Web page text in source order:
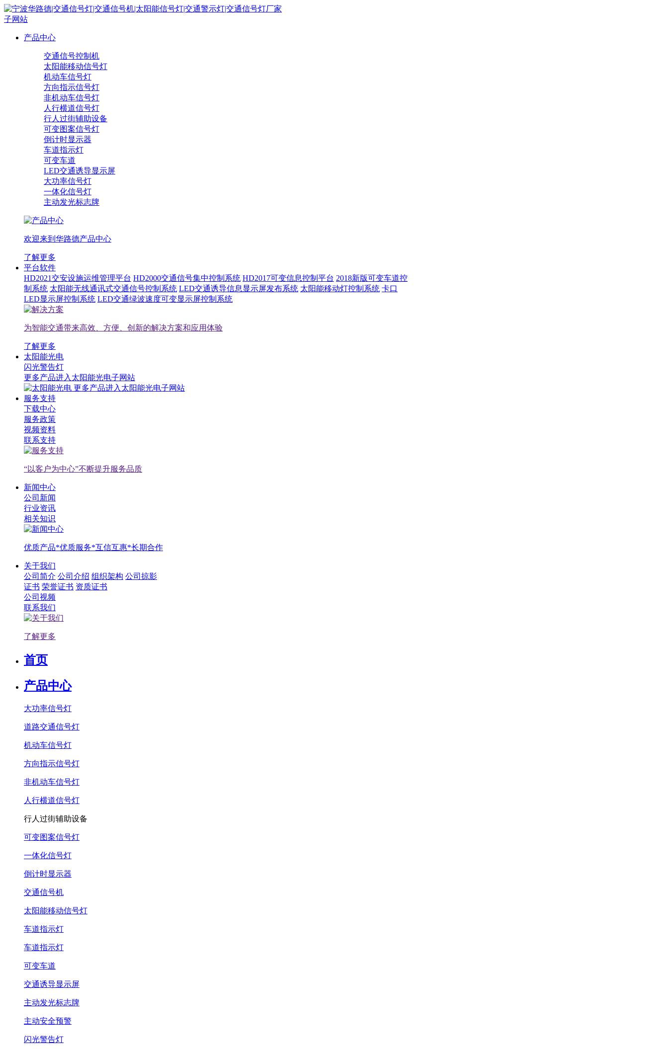
子网站
产品中心
交通信号控制机
太阳能移动信号灯
机动车信号灯
方向指示信号灯
非机动车信号灯
人行横道信号灯
行人过街辅助设备
可变图案信号灯
倒计时显示器
车道指示灯
可变车道
LED交通诱导显示屏
大功率信号灯
一体化信号灯
主动发光标志牌
欢迎来到华路德产品中心
了解更多
平台软件
HD2021交安设施运维管理平台 HD2000交通信号集中控制系统 HD2017可变信息控制平台 2018新版可变车道控
制系统 太阳能无线通讯式交通信号控制系统 LED交通诱导信息显示屏发布系统 太阳能移动灯控制系统 卡口
LED显示屏控制系统 LED交通绿波速度可变显示屏控制系统
为智能交通带来高效、方便、创新的解决方案和应用体验
了解更多
太阳能光电
闪光警告灯
更多产品进入太阳能光电子网站
更多产品进入太阳能光电子网站
服务支持
下载中心
服务政策
视频资料
联系支持
“以客户为中心”不断提升服务品质
新闻中心
公司新闻
行业资讯
相关知识
优质产品*优质服务*互信互惠*长期合作
关于我们
公司简介 公司介绍 组织架构 公司掠影
证书 荣誉证书 资质证书
公司视频
联系我们
了解更多
首页
产品中心
大功率信号灯
道路交通信号灯
机动车信号灯
方向指示信号灯
非机动车信号灯
人行横道信号灯
行人过街辅助设备
可变图案信号灯
一体化信号灯
倒计时显示器
交通信号机
太阳能移动信号灯
车道指示灯
车道指示灯
可变车道
交通诱导显示屏
主动发光标志牌
主动安全预警
闪光警告灯